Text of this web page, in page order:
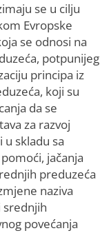
se u cilju
Evropske
se odnosi na
potpunijeg
principa iz
koji su
da se
za razvoj
skladu sa
jačanja
preduzeća
naziva
srednjih
povećanja